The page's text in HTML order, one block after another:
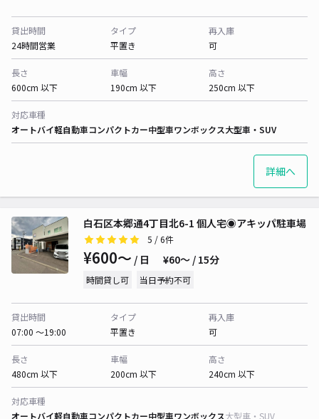
貸出時間
24時間営業
タイプ
平置き
再入庫
可
長さ
600cm 以下
車幅
190cm 以下
高さ
250cm 以下
対応車種
オートバイ軽自動車コンパクトカー中型車ワンボックス大型車・SUV
詳細へ
白石区本郷通4丁目北6-1 個人宅◉アキッパ駐車場
5 / 6件
¥600〜 / 日 ¥60〜 / 15分
時間貸し可 当日予約不可
貸出時間
07:00 〜19:00
タイプ
平置き
再入庫
可
長さ
480cm 以下
車幅
200cm 以下
高さ
240cm 以下
対応車種
オートバイ軽自動車コンパクトカー中型車ワンボックス大型車・SUV